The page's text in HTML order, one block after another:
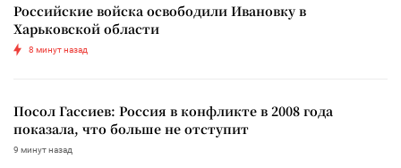
Российские войска освободили Ивановку в
Харьковской области
8 минут назад
Посол Гассиев: Россия в конфликте в 2008 года
показала, что больше не отступит
9 минут назад